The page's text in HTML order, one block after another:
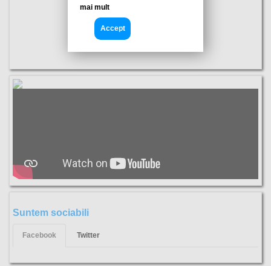
Suntem sociabili
Facebook Twitter
mai mult
Accept